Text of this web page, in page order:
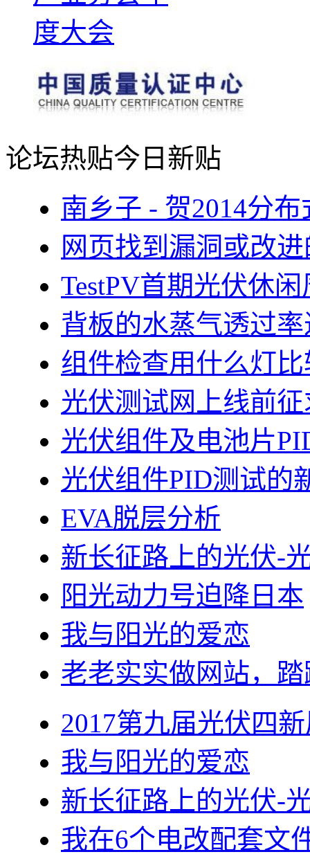
论坛热贴今日新贴
南乡子 - 贺2014分
网页找到漏洞或改
TestPV首期光伏休
背板的水蒸气透过
组件检查用什么灯
光伏测试网上线前
光伏组件及电池片
光伏组件PID测试的
EVA脱层分析
新长征路上的光伏-
阳光动力号迫降日本
我与阳光的爱恋
老老实实做网站，
2017第九届光伏四
我与阳光的爱恋
新长征路上的光伏-
我在6个电改配套文